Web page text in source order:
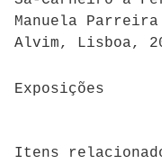
Manuela
Alvim, Lisboa,
Exposições
Itens